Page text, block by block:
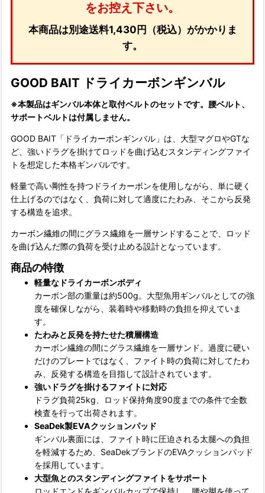
をお控え下さい。
本商品は別途送料1,430円（税込）がかかりま
す。
GOOD BAIT ドライカーボンギンバル
※本製品はギンバル本体と取付ベルトのセットです。腰ベルト、
サポートベルトは付属しません。
GOOD BAIT「ドライカーボンギンバル」は、大型マグロやGTな
ど、強いドラグを掛けてロッドを曲げ込むスタンディングファイ
トを想定した本格ギンバルです。
軽量で高い剛性を持つドライカーボンを使用しながら、単に硬く
仕上げるのではなく、負荷に対して適度にたわみ、そこから反発
する構造を追求。
カーボン繊維の間にグラス繊維を一層サンドすることで、ロッド
を曲げ込んだ際の負荷を受け止める設計となっています。
商品の特徴
軽量なドライカーボンボディ
カーボン部の重量は約500g。大型魚用ギンバルとしての強
度を確保しながら、装着時や移動時の負担を抑えていま
す。
たわみと反発を持たせた積層構造
カーボン繊維の間にグラス繊維を一層サンド。過度に硬い
だけのプレートではなく、ファイト時の負荷に対してたわ
み、反発する構造を目指して設計されています。
強いドラグを掛けるファイトに対応
ドラグ負荷25kg、ロッド保持角度90度までの条件で全数
検査を行って出荷されます。
SeaDek製EVAクッションパッド
ギンバル裏面には、ファイト時に圧迫される太腿への負担
を軽減するため、SeaDekブランドのEVAクッションパッド
を採用しています。
大型魚とのスタンディングファイトをサポート